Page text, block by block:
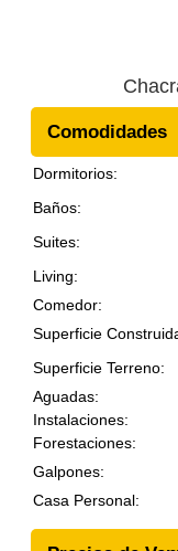
Comodidades
Dormitorios:
Baños:
Suites:
Living:
Comedor:
Superficie
Superficie Terreno:
Aguadas:
Instalaciones:
Forestaciones:
Galpones:
Casa Personal: